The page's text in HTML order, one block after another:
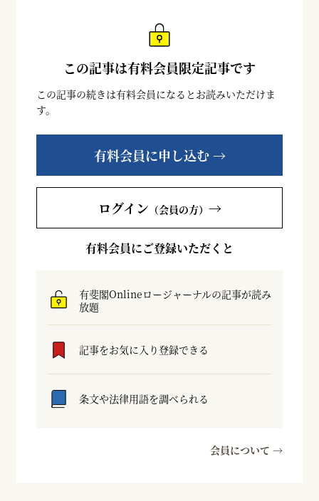
この記事は有料会員限定記事です
この記事の続きは有料会員になるとお読みいただけま
す。
有料会員に申し込む →
ログイン （会員の方） →
有料会員にご登録いただくと
有斐閣Onlineロージャーナルの記事が読み
放題
記事をお気に入り登録できる
条文や法律用語を調べられる
会員について →